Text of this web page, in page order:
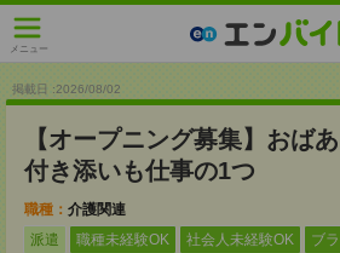
メニュー
掲載日 :2026/08/02
【オープニング募集】おば
付き添いも仕事の1つ
職種： 介護関連
派遣
職種未経験OK 社会人未経験OK ブ